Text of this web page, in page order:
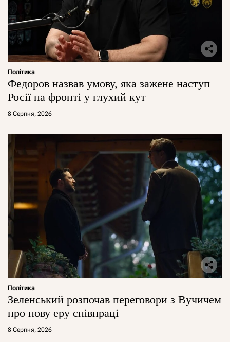
Політика
Федоров назвав умову, яка зажене наступ
Росії на фронті у глухий кут
8 Серпня, 2026
Політика
Зеленський розпочав переговори з Вучичем
про нову еру співпраці
8 Серпня, 2026